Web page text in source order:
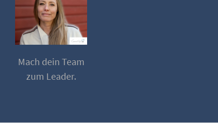
Mach dein Team
zum Leader.